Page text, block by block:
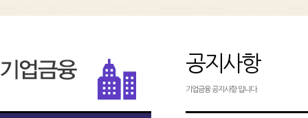
공지사항
기업금융 공지사항 입니다.